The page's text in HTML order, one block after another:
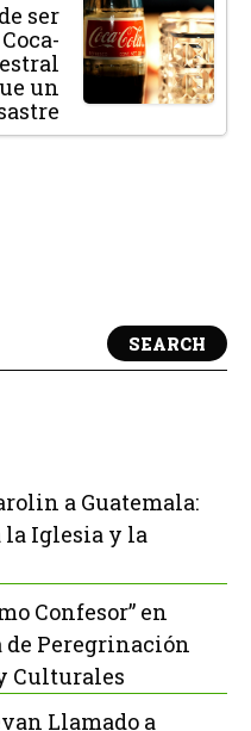
ser
un
SEARCH
a Guatemala:
Iglesia y la
Confesor” en
de Peregrinación
Culturales
Llamado a